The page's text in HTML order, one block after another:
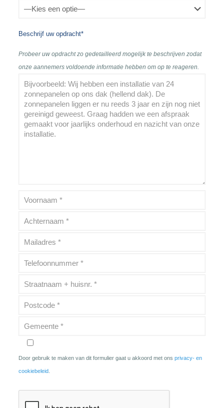
Beschrijf uw opdracht*
Probeer uw opdracht zo gedetailleerd mogelijk te beschrijven zodat
onze aannemers voldoende informatie hebben om op te reageren.
Door gebruik te maken van dit formulier gaat u akkoord met ons privacy- en
cookiebeleid.